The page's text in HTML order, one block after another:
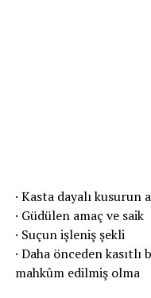
· Kasta dayalı kusurun
· Güdülen amaç ve saik
· Suçun işleniş şekli
· Daha önceden
mahkûm edilmiş olma